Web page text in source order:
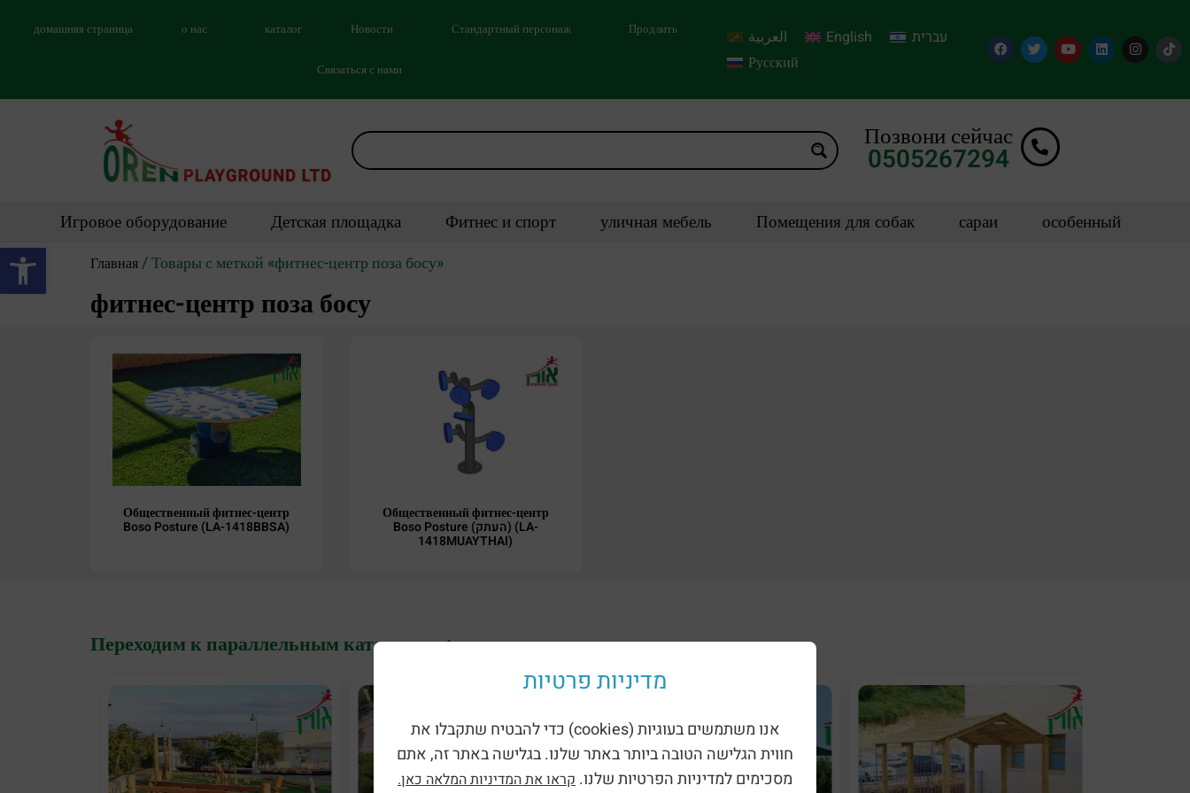
Открыть панель инструментов
домашняя страница о нас каталог Новости Стандартный персонаж Продлить
Связаться с нами
العربية English
עברית
Русский
Позвони сейчас
0505267294
Игровое оборудование Детская площадка Фитнес и спорт уличная мебель Помещения для собак сараи особенный
Главная/ Товары с меткой «фитнес-центр поза босу»
фитнес-центр поза босу
Общественный фитнес-центр
Boso Posture (LA-1418BBSA)
Общественный фитнес-центр
Boso Posture (העתק) (LA-
1418MUAYTHAI)
Переходим к параллельным категориям:
מדיניות פרטיות
אנו משתמשים בעוגיות (cookies) כדי להבטיח שתקבלו את
חווית הגלישה הטובה ביותר באתר שלנו. בגלישה באתר זה, אתם
מסכימים למדיניות הפרטיות שלנו. קראו את המדיניות המלאה כאן.